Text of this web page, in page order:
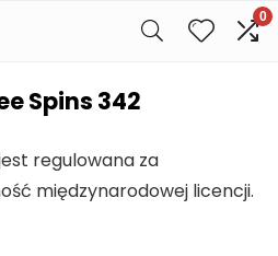
0
Spins 342
regulowana za
międzynarodowej licencji.